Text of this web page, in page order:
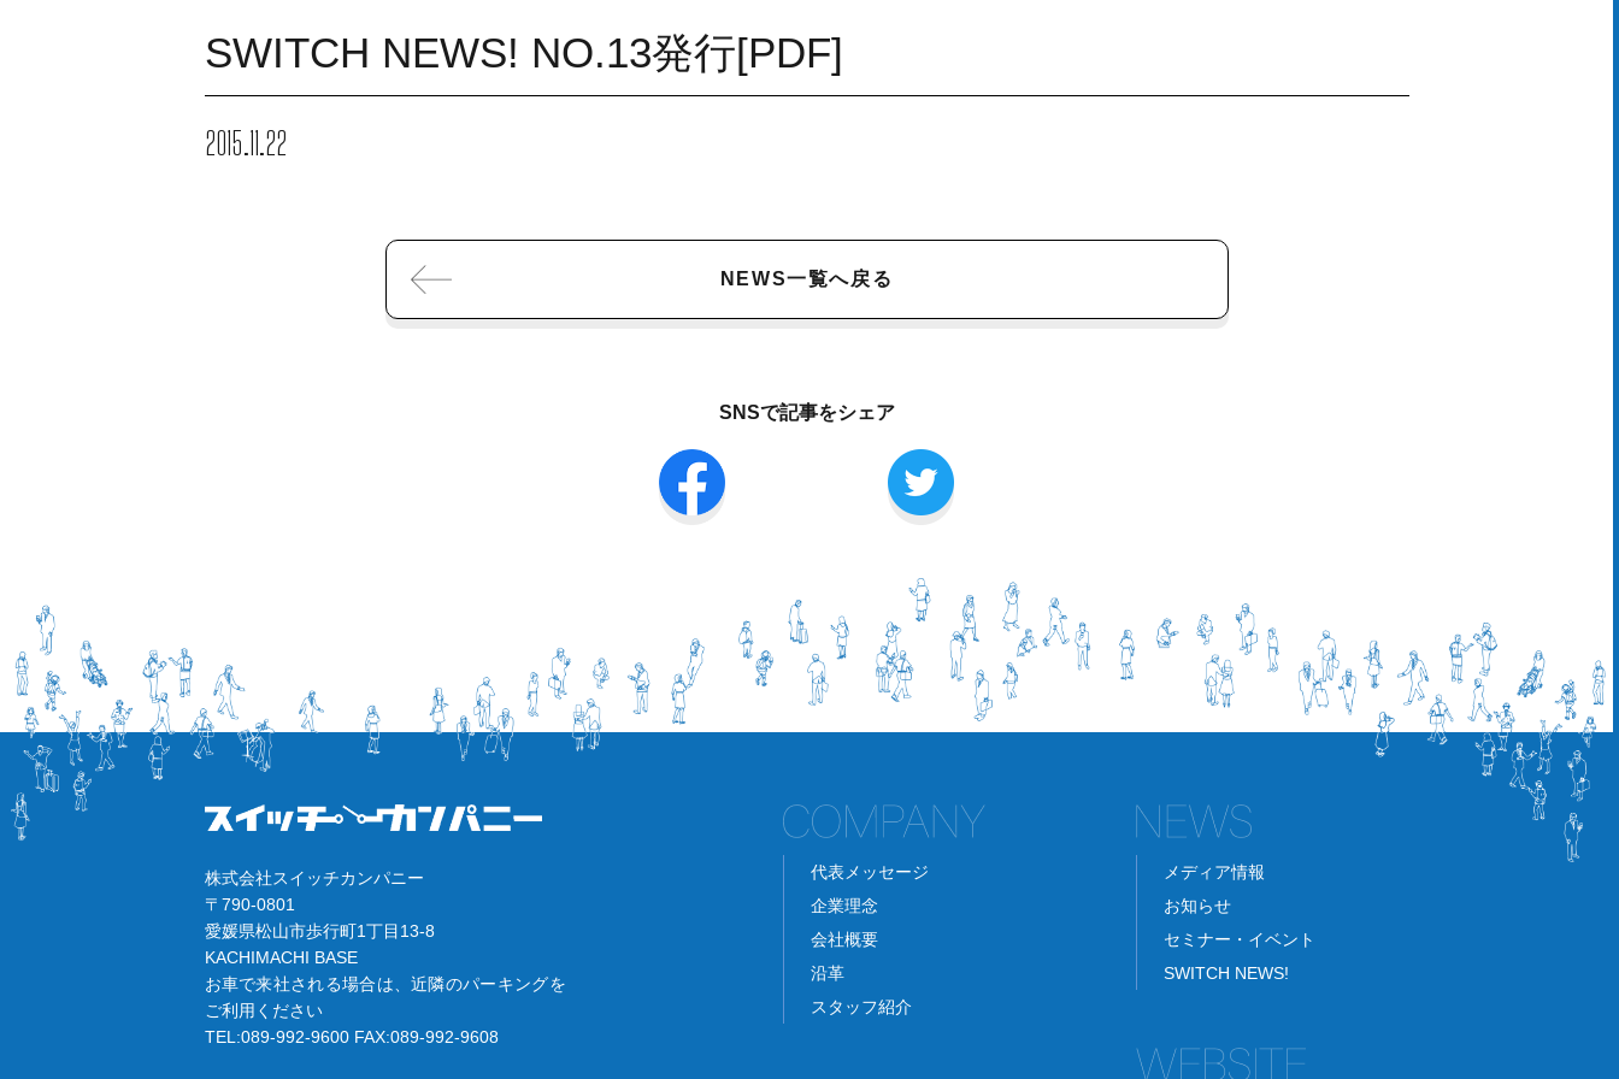
SWITCH NEWS! NO.13発行[PDF]
2015.11.22
NEWS一覧へ戻る
SNSで記事をシェア
株式会社スイッチカンパニー
〒790-0801
愛媛県松山市歩行町1丁目13-8
KACHIMACHI BASE
お車で来社される場合は、近隣のパーキングを
ご利用ください
TEL:089-992-9600 FAX:089-992-9608
代表メッセージ
企業理念
会社概要
沿革
スタッフ紹介
メディア情報
お知らせ
セミナー・イベント
SWITCH NEWS!